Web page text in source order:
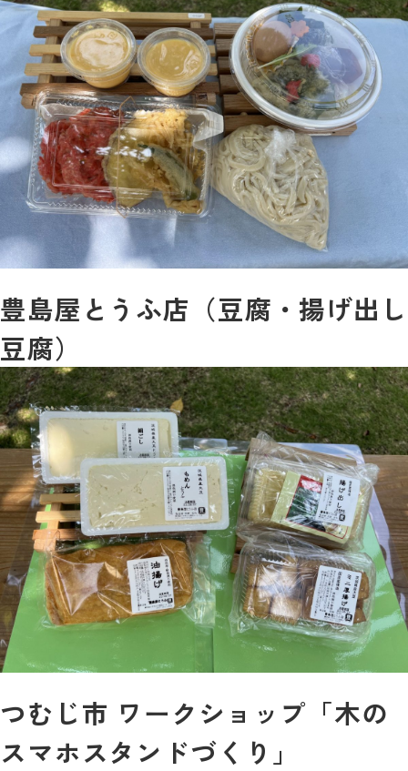
豊島屋とうふ店（豆腐・揚げ出し
豆腐）
つむじ市 ワークショップ「木の
スマホスタンドづくり」